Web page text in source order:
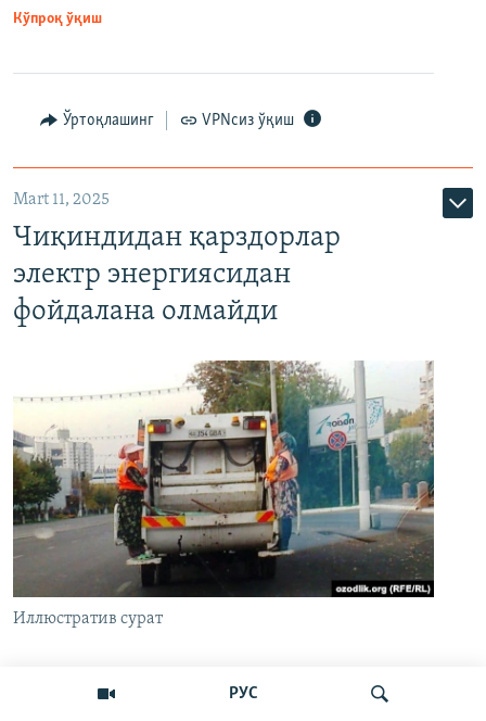
РУС
Кўпроқ ўқиш
Ўртоқлашинг VPNсиз ўқиш
Mart 11, 2025
Чиқиндидан қарздорлар
электр энергиясидан
фойдалана олмайди
Иллюстратив сурат
Ўзбекистонда жорий йил 8 июндан эътиборан